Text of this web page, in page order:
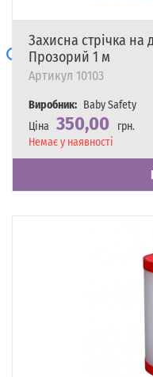
Захисна стрічка на
Прозорий 1 м
Артикул 10103
Виробник: Baby Safety
Ціна 350,00
грн.
Наявність
Немає у наявності